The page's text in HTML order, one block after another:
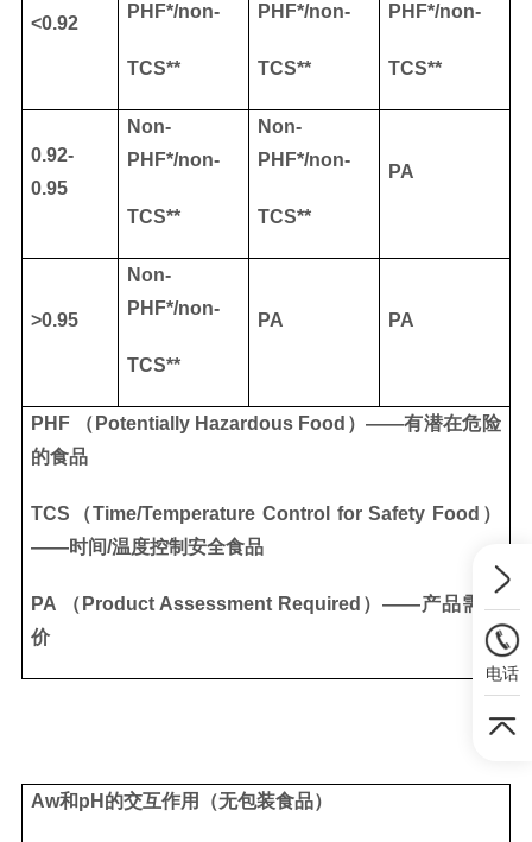
<0.92
PHF*/non-
TCS**
PHF*/non-
TCS**
PHF*/non-
TCS**
0.92-
0.95
Non-
PHF*/non-
TCS**
Non-
PHF*/non-
TCS**
PA
>0.95
Non-
PHF*/non-
TCS**
PA PA
PHF （Potentially Hazardous Food）——有潜在危险
的食品
TCS（Time/Temperature Control for Safety Food）
——时间/温度控制安全食品
PA （Product Assessment Required） ——产品需评
价
Aw和pH 的交互作用（无包装食品）
电话